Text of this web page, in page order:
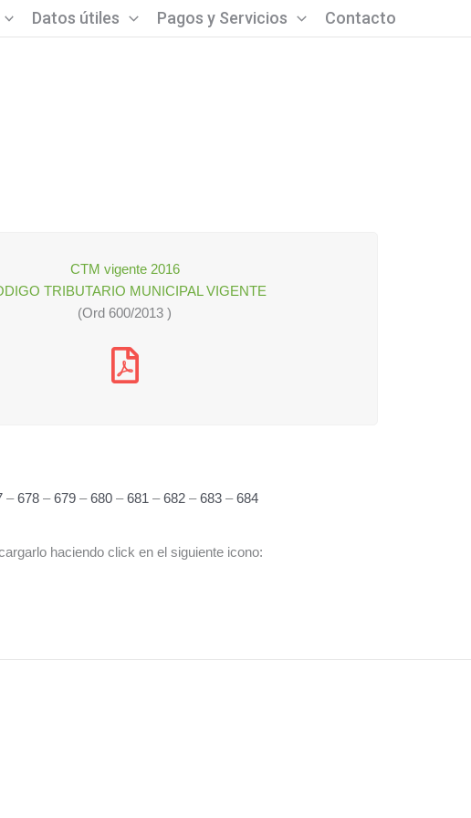
Datos útiles Pagos y Servicios Contacto
CTM vigente 2016
TRIBUTARIO MUNICIPAL VIGENTE
(Ord 600/2013 )
–678 –679 –680 –681 –682 –683 –684
haciendo click en el siguiente icono: